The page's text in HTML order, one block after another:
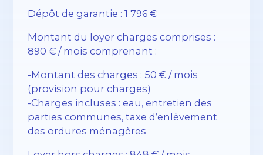
Dépôt de garantie : 1 796 €
Montant du loyer charges comprises :
890 € / mois comprenant :
-Montant des charges : 50 € / mois
(provision pour charges)
-Charges incluses : eau, entretien des
parties communes, taxe d’enlèvement
des ordures ménagères